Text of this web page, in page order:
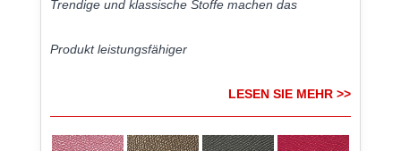
Trendige und klassische Stoffe machen das
Produkt leistungsfähiger
LESEN SIE MEHR >>